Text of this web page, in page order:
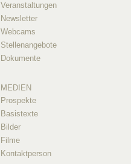
Veranstaltungen
Newsletter
Webcams
Stellenangebote
Dokumente
MEDIEN
Prospekte
Basistexte
Bilder
Filme
Kontaktperson